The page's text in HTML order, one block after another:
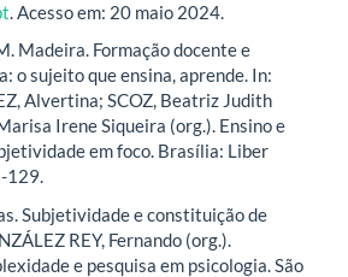
. Acesso em: 20 maio 2024.
Madeira. Formação docente e
o sujeito que ensina, aprende. In:
Alvertina; SCOZ, Beatriz Judith
Irene Siqueira (org.). Ensino e
em foco. Brasília: Liber
129.
Subjetividade e constituição de
REY, Fernando (org.).
e pesquisa em psicologia. São